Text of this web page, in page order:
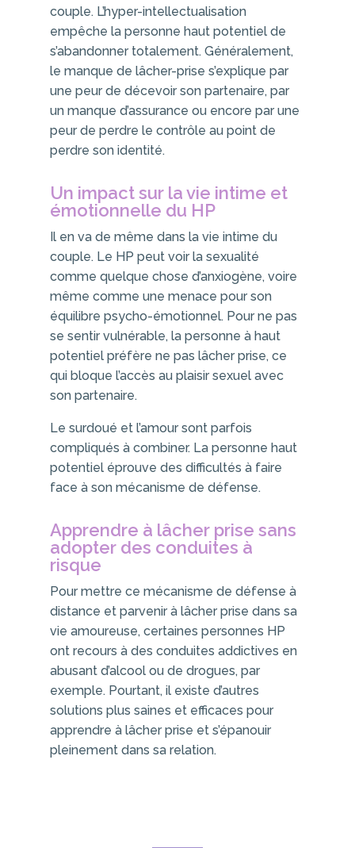
couple. L’hyper-intellectualisation
empêche la personne haut potentiel de
s’abandonner totalement. Généralement,
le manque de lâcher-prise s’explique par
une peur de décevoir son partenaire, par
un manque d’assurance ou encore par une
peur de perdre le contrôle au point de
perdre son identité.
Un impact sur la vie intime et
émotionnelle du HP
Il en va de même dans la vie intime du
couple. Le HP peut voir la sexualité
comme quelque chose d’anxiogène, voire
même comme une menace pour son
équilibre psycho-émotionnel. Pour ne pas
se sentir vulnérable, la personne à haut
potentiel préfère ne pas lâcher prise, ce
qui bloque l’accès au plaisir sexuel avec
son partenaire.
Le surdoué et l’amour sont parfois
compliqués à combiner. La personne haut
potentiel éprouve des difficultés à faire
face à son mécanisme de défense.
Apprendre à lâcher prise sans
adopter des conduites à
risque
Pour mettre ce mécanisme de défense à
distance et parvenir à lâcher prise dans sa
vie amoureuse, certaines personnes HP
ont recours à des conduites addictives en
abusant d’alcool ou de drogues, par
exemple. Pourtant, il existe d’autres
solutions plus saines et efficaces pour
apprendre à lâcher prise et s’épanouir
pleinement dans sa relation.